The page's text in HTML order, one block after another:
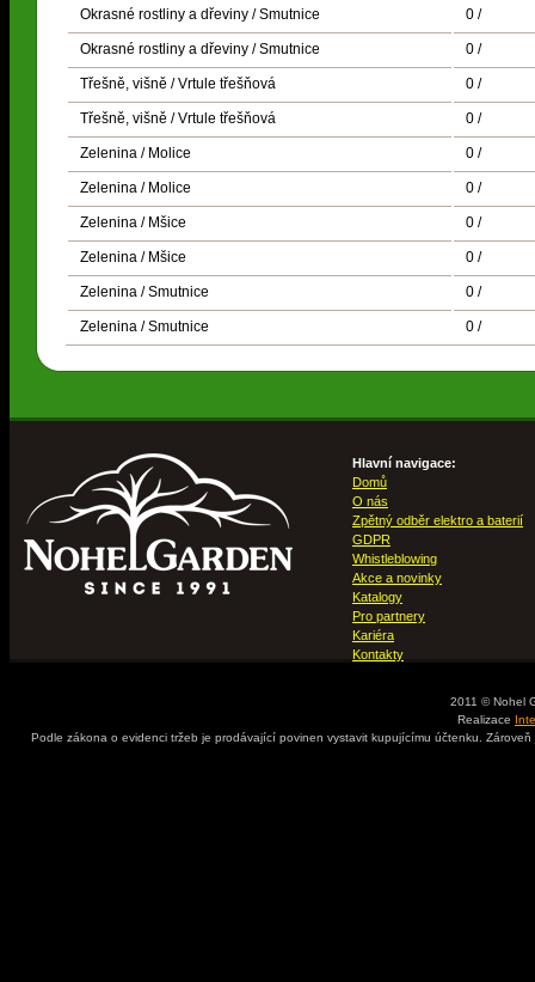
Okrasné rostliny a dřeviny / Smutnice 0 /
Okrasné rostliny a dřeviny / Smutnice 0 /
Třešně, višně / Vrtule třešňová 0 /
Třešně, višně / Vrtule třešňová 0 /
Zelenina / Molice 0 /
Zelenina / Molice 0 /
Zelenina / Mšice 0 /
Zelenina / Mšice 0 /
Zelenina / Smutnice 0 /
Zelenina / Smutnice 0 /
Hlavní navigace:
Domů
O nás
Zpětný odběr elektro a baterií
GDPR
Whistleblowing
Akce a novinky
Katalogy
Pro partnery
Kariéra
Kontakty
2011 © Nohel
Realizace
Podle zákona o evidenci tržeb je prodávající povinen vystavit kupujícímu účtenku.